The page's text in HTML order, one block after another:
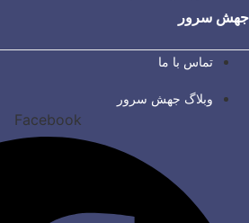
جهش سرور
تماس با ما
وبلاگ جهش سرور
Facebook